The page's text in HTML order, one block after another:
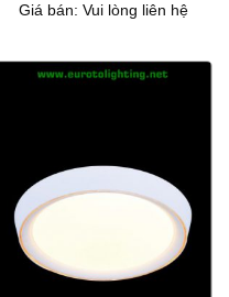
Giá bán: Vui lòng liên hệ